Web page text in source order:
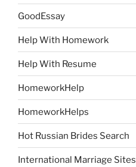
GoodEssay
Help With Homework
Help With Resume
HomeworkHelp
HomeworkHelps
Hot Russian Brides Search
International Marriage Sites